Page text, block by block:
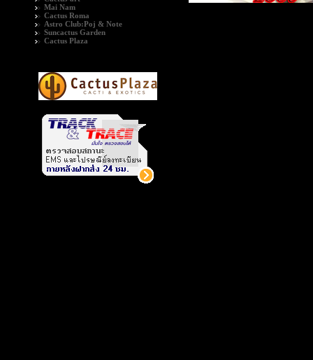
Mai Nam
Cactus Roma
Astro Club:Poj & Note
Suncactus Garden
Cactus Plaza